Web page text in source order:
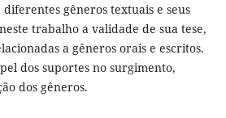
gêneros textuais e seus
trabalho a validade de sua tese,
a gêneros orais e escritos.
dos suportes no surgimento,
dos gêneros.